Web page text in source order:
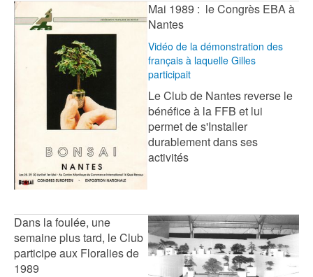
Mai 1989 : le Congrès EBA à
Nantes
Vidéo de la démonstration des
français à laquelle Gilles
participait
Le Club de Nantes reverse le
bénéfice à la FFB et lui
permet de s'Installer
durablement dans ses
activités
Dans la foulée, une
semaine plus tard, le Club
participe aux Floralies de
1989